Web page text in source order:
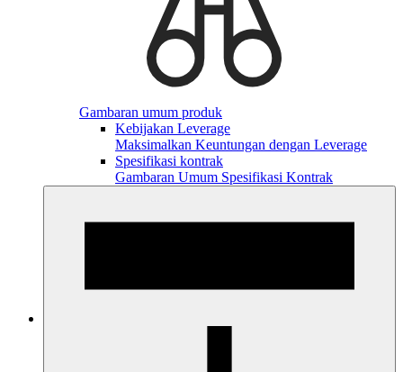
Gambaran umum produk
Kebijakan Leverage
Maksimalkan Keuntungan dengan Leverage
Spesifikasi kontrak
Gambaran Umum Spesifikasi Kontrak